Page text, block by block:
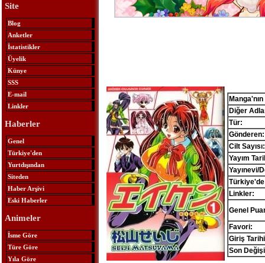
Site
Blog
Anketler
İstatistikler
Üyelik
Künye
SSS
E-mail
Linkler
Haberler
Genel
Türkiye'den
Yurtdışından
Siteden
Haber Arşivi
Eski Haberler
Animeler
İsme Göre
Türe Göre
Yıla Göre
Manga'nın
Diğer
Tür:
Gönderen:
Cilt Sayısı:
Yayım
Yayınevi/
Linkler:
Genel
Favori:
Giriş
Son